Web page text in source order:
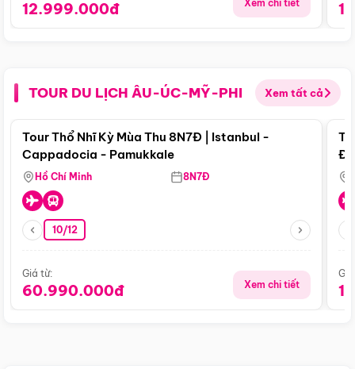
12.999.000đ Xem chi tiết
TOUR DU LỊCH ÂU-ÚC-MỸ-PHI Xem tất cả
Điểm nổi bật
Tour Thổ Nhĩ Kỳ Mùa Thu 8N7Đ | Istanbul -
Cappadocia - Pamukkale
Hồ Chí Minh 8N7Đ
10/12
Giá từ:
60.990.000đ Xem chi tiết